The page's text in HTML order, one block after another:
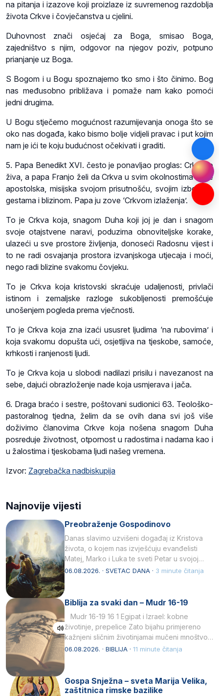
na pitanja i izazove koji proizlaze iz suvremenog razdoblja
života Crkve i čovječanstva u cjelini.
Duhovnost znači osjećaj za Boga, smisao Boga,
zajedništvo s njim, odgovor na njegov poziv, potpuno
prianjanje uz Boga.
S Bogom i u Bogu spoznajemo tko smo i što činimo. Bog
nas međusobno približava i pomaže nam kako pomoći
jedni drugima.
U Bogu stječemo mogućnost razumijevanja onoga što se
oko nas događa, kako bismo bolje vidjeli pravac i put kojim
nam je ići te koju budućnost očekivati i graditi.
5. Papa Benedikt XVI. često je ponavljao proglas: Crkva je
živa, a papa Franjo želi da Crkva u svim okolnostima bude
apostolska, misijska svojom prisutnošću, svojim izborima,
gestama i blizinom. Papa ju zove ‘Crkvom izlaženja’.
To je Crkva koja, snagom Duha koji joj je dan i snagom
svoje otajstvene naravi, poduzima obnoviteljske korake,
ulazeći u sve prostore življenja, donoseći Radosnu vijest i
to ne radi osvajanja prostora izvanjskoga utjecaja i moći,
nego radi blizine svakomu čovjeku.
To je Crkva koja kristovski skraćuje udaljenosti, privlači
istinom i zemaljske razloge sukobljenosti premošćuje
unošenjem pogleda prema vječnosti.
To je Crkva koja zna izaći ususret ljudima ‘na rubovima’ i
koja svakomu dopušta ući, osjetljiva na tjeskobe, samoće,
krhkosti i ranjenosti ljudi.
To je Crkva koja u slobodi nadilazi prisilu i navezanost na
sebe, dajući obrazloženje nade koja usmjerava i jača.
6. Draga braćo i sestre, poštovani sudionici 63. Teološko-
pastoralnog tjedna, želim da se ovih dana svi još više
doživimo članovima Crkve koja nošena snagom Duha
posreduje životnost, otpornost u radostima i nadama kao i
u žalostima i tjeskobama ljudi našeg vremena.
Izvor: Zagrebačka nadbiskupija
Najnovije vijesti
Preobraženje Gospodinovo
Danas slavimo uzvišeni događaj iz Kristova
života, o kojem nas izvješćuju evanđelisti
Matej, Marko i Luka te sveti Petar u svojoj
drugoj…
06.08.2026. · SVETAC DANA · 3 minute čitanja
Biblija za svaki dan – Mudr 16-19
Mudr 16-19 16 1 Egipat i Izrael: kobne
životinje, prepelice Zato bijahu primjereno
kažnjeni sličnim životinjamai mučeni mnoštvom
kukaca.2 A narod…
06.08.2026. · BIBLIJA · 11 minute čitanja
Gospa Snježna – sveta Marija Velika,
zaštitnica rimske bazilike